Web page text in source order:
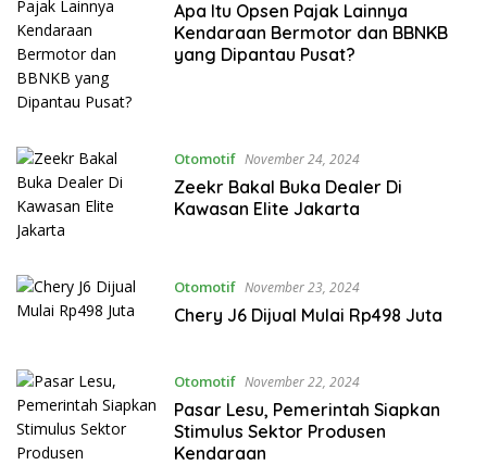
Apa Itu Opsen Pajak Lainnya
Kendaraan Bermotor dan BBNKB
yang Dipantau Pusat?
Otomotif November 24, 2024
Zeekr Bakal Buka Dealer Di
Kawasan Elite Jakarta
Otomotif November 23, 2024
Chery J6 Dijual Mulai Rp498 Juta
Otomotif November 22, 2024
Pasar Lesu, Pemerintah Siapkan
Stimulus Sektor Produsen
Kendaraan